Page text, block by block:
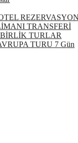
TRANSFERİ
TURLAR
TURU 7 Gün